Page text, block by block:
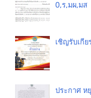
0,ร,มผ,มส
เชิญรับเกี
ประกาศ ห